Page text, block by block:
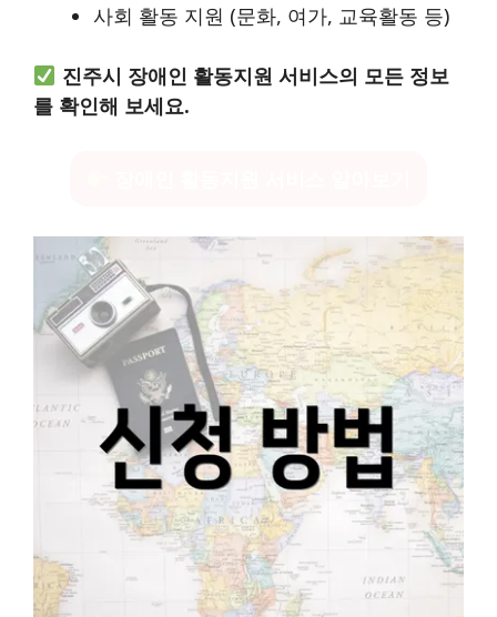
사회 활동 지원 (문화, 여가, 교육활동 등)
진주시 장애인 활동지원 서비스의 모든 정보
를 확인해 보세요.